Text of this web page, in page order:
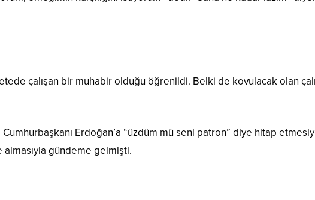
çalışan bir muhabir olduğu öğrenildi. Belki de kovulacak olan
Erdoğan’a “üzdüm mü seni patron” diye hitap
almasıyla gündeme gelmişti.